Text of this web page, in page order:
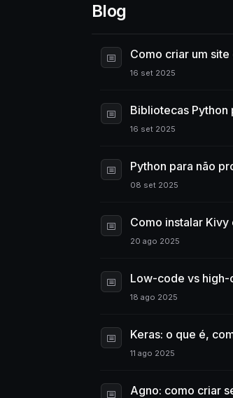
Blog
Como criar um
16 set 2025
Bibliotecas Python
16 set 2025
Python para não
08 set 2025
Como instalar
20 ago 2025
Low-code vs high-
18 ago 2025
Keras: o que é,
11 ago 2025
Agno: como criar